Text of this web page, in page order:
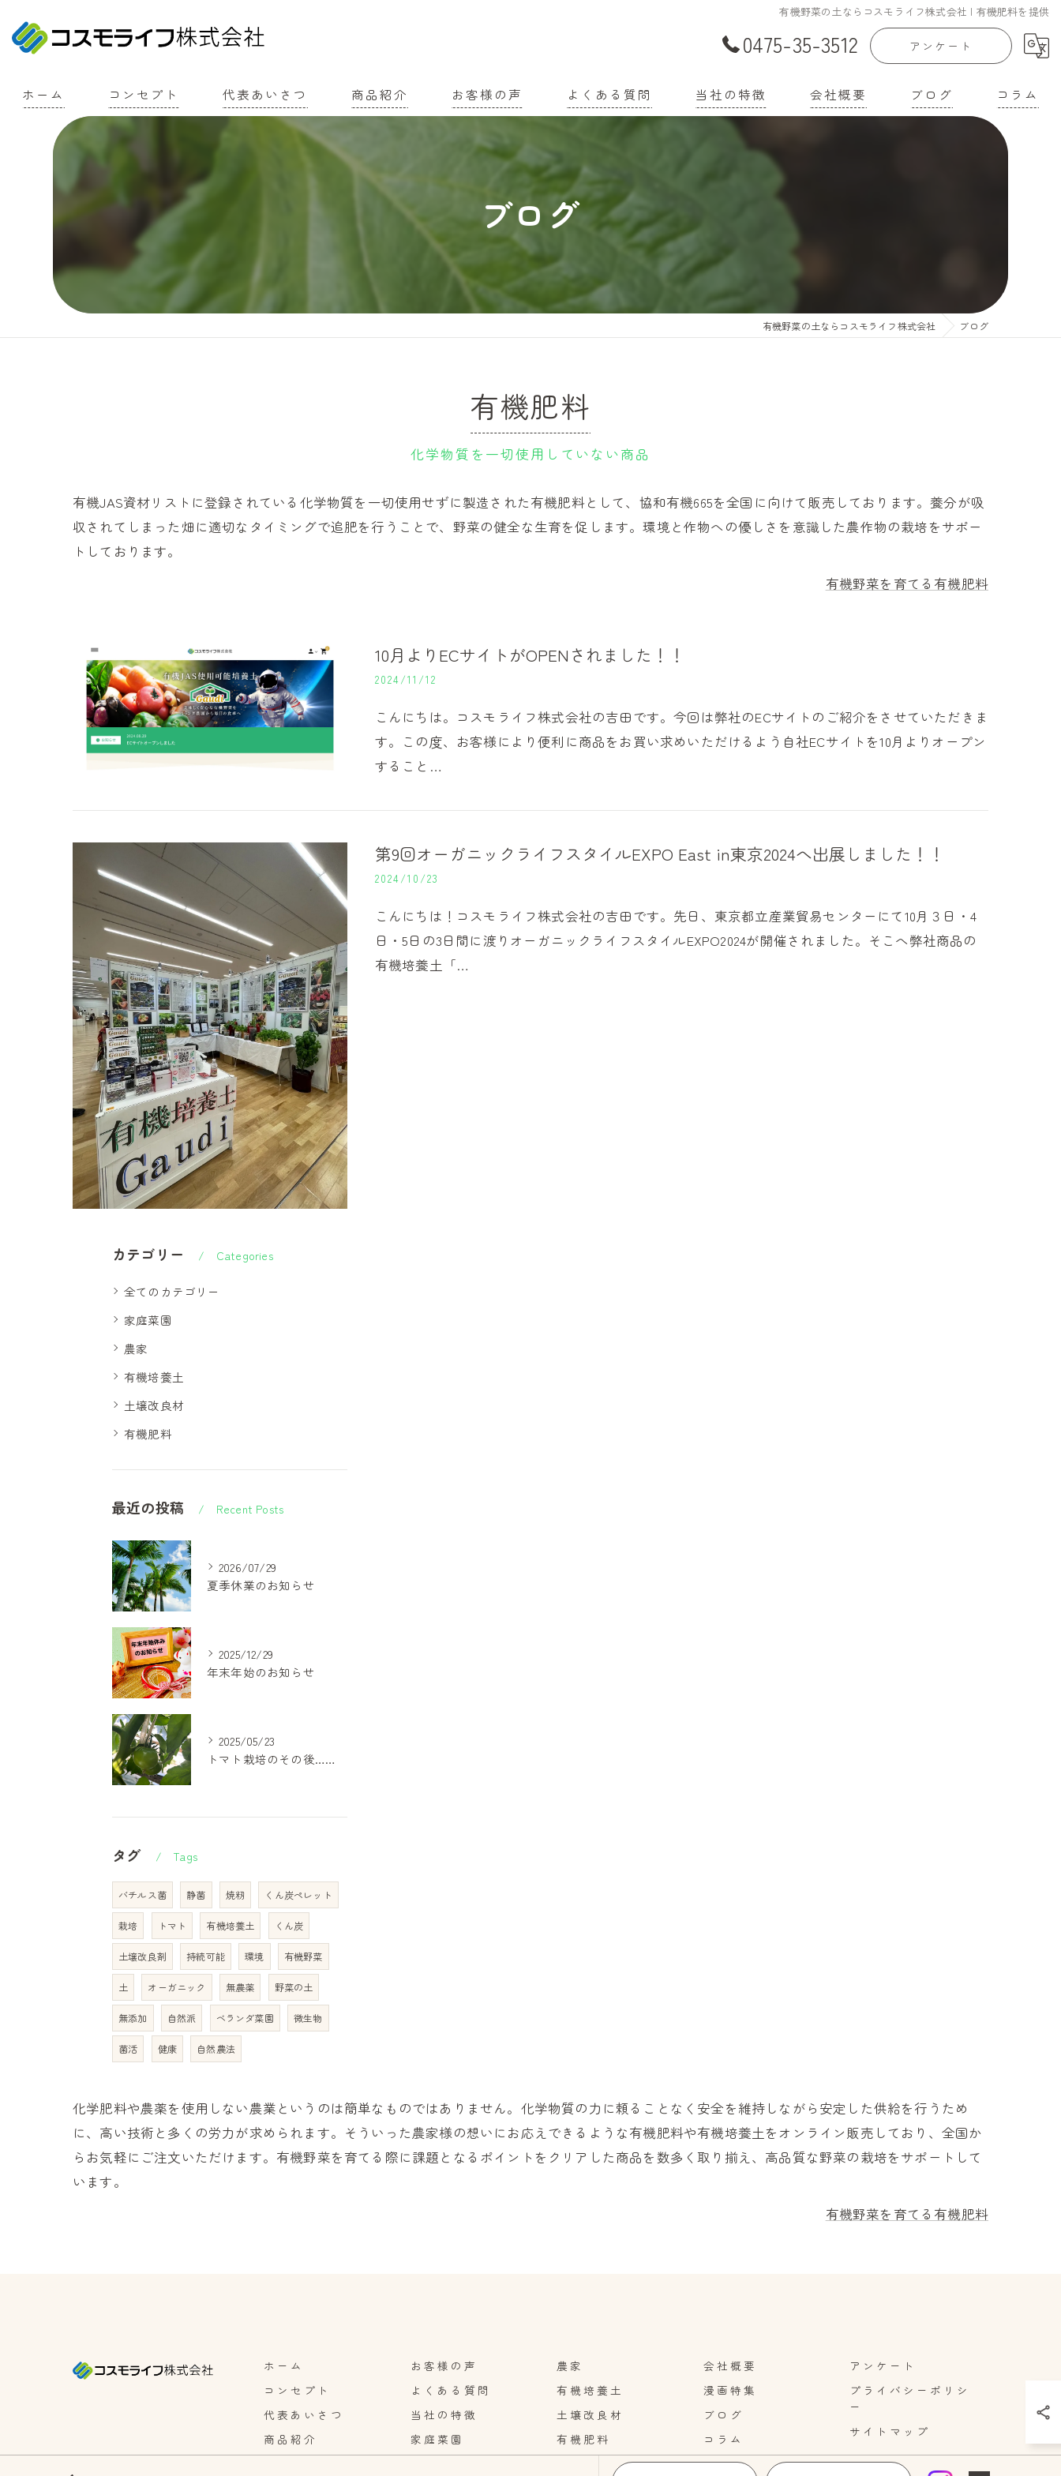
有機野菜の土ならコスモライフ株式会社 | 有機肥料を提供
0475-35-3512 アンケート
ホーム コンセプト 代表あいさつ 商品紹介 お客様の声 よくある質問 当社の特徴
農家
土壌改良材
有機肥料
会社概要 ブログ コラム
ブログ
有機野菜の土ならコスモライフ株式会社 ブログ
有機肥料
化学物質を一切使用していない商品
有機JAS資材リストに登録されている化学物質を一切使用せずに製造された有機肥料として、協和有機665を全国に向けて販売しております。養分が吸
収されてしまった畑に適切なタイミングで追肥を行うことで、野菜の健全な生育を促します。環境と作物への優しさを意識した農作物の栽培をサポー
トしております。
有機野菜を育てる有機肥料
10月よりECサイトがOPENされました！！
2024/11/12
こんにちは。コスモライフ株式会社の吉田です。今回は弊社のECサイトのご紹介をさせていただきま
す。この度、お客様により便利に商品をお買い求めいただけるよう自社ECサイトを10月よりオープン
すること…
第9回オーガニックライフスタイルEXPO East in東京2024へ出展しました！！
2024/10/23
こんにちは！コスモライフ株式会社の吉田です。先日、東京都立産業貿易センターにて10月３日・4
日・5日の3日間に渡りオーガニックライフスタイルEXPO2024が開催されました。そこへ弊社商品の
有機培養土「…
カテゴリー Categories
全てのカテゴリー
家庭菜園
農家
有機培養土
土壌改良材
有機肥料
最近の投稿 Recent Posts
2026/07/29
夏季休業のお知らせ
2025/12/29
年末年始のお知らせ
2025/05/23
トマト栽培のその後…少しずつ”農家さんのすごさ”が見えてきました
タグ Tags
バチルス菌 静菌 焼籾 くん炭ペレット
栽培 トマト 有機培養土 くん炭
土壌改良剤 持続可能 環境 有機野菜
土 オーガニック 無農薬 野菜の土
無添加 自然派 ベランダ菜園 微生物
菌活 健康 自然農法
化学肥料や農薬を使用しない農業というのは簡単なものではありません。化学物質の力に頼ることなく安全を維持しながら安定した供給を行うため
に、高い技術と多くの労力が求められます。そういった農家様の想いにお応えできるような有機肥料や有機培養土をオンライン販売しており、全国か
らお気軽にご注文いただけます。有機野菜を育てる際に課題となるポイントをクリアした商品を数多く取り揃え、高品質な野菜の栽培をサポートして
います。
有機野菜を育てる有機肥料
ホーム
コンセプト
代表あいさつ
商品紹介
お客様の声
よくある質問
当社の特徴
家庭菜園
農家
有機培養土
土壌改良材
有機肥料
会社概要
漫画特集
ブログ
コラム
アンケート
プライバシーポリシ
ー
サイトマップ